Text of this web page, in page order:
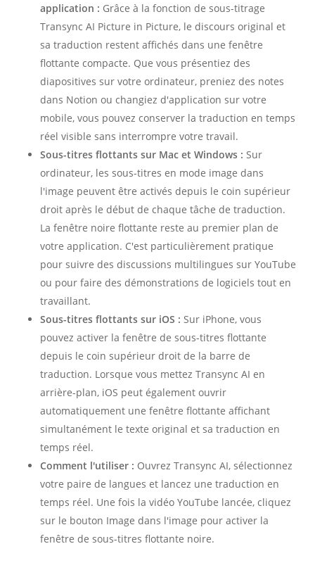
application : Grâce à la fonction de sous-titrage
Transync AI Picture in Picture, le discours original et
sa traduction restent affichés dans une fenêtre
flottante compacte. Que vous présentiez des
diapositives sur votre ordinateur, preniez des notes
dans Notion ou changiez d'application sur votre
mobile, vous pouvez conserver la traduction en temps
réel visible sans interrompre votre travail.
Sous-titres flottants sur Mac et Windows : Sur
ordinateur, les sous-titres en mode image dans
l'image peuvent être activés depuis le coin supérieur
droit après le début de chaque tâche de traduction.
La fenêtre noire flottante reste au premier plan de
votre application. C'est particulièrement pratique
pour suivre des discussions multilingues sur YouTube
ou pour faire des démonstrations de logiciels tout en
travaillant.
Sous-titres flottants sur iOS : Sur iPhone, vous
pouvez activer la fenêtre de sous-titres flottante
depuis le coin supérieur droit de la barre de
traduction. Lorsque vous mettez Transync AI en
arrière-plan, iOS peut également ouvrir
automatiquement une fenêtre flottante affichant
simultanément le texte original et sa traduction en
temps réel.
Comment l'utiliser : Ouvrez Transync AI, sélectionnez
votre paire de langues et lancez une traduction en
temps réel. Une fois la vidéo YouTube lancée, cliquez
sur le bouton Image dans l'image pour activer la
fenêtre de sous-titres flottante noire.